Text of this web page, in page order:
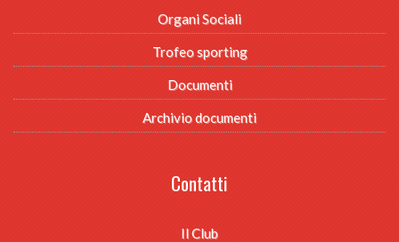
Organi Sociali
Trofeo sporting
Documenti
Archivio documenti
Contatti
Il Club